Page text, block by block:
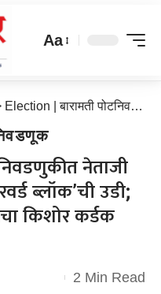
Aa
Election | बारामती पोटनिवडणुकीत नेताजी सुभाषचंद्र बोस यांच्या ‘फॉरवर्ड ब्लॉक’ची उडी; ‘विचारांची लढाई’ असल्याचा किशोर कर्डक यांचा दावा
नेताजी
ब्लॉक’ची उडी;
किशोर कर्डक
2 Min Read